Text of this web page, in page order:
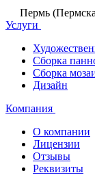
Пермь
Услуги
Сборка
Сборка
Дизайн
Компания
О компании
Лицензии
Отзывы
Реквизиты